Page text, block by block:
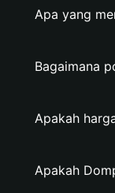
Apa yang
Bagaimana
Apakah
Apakah